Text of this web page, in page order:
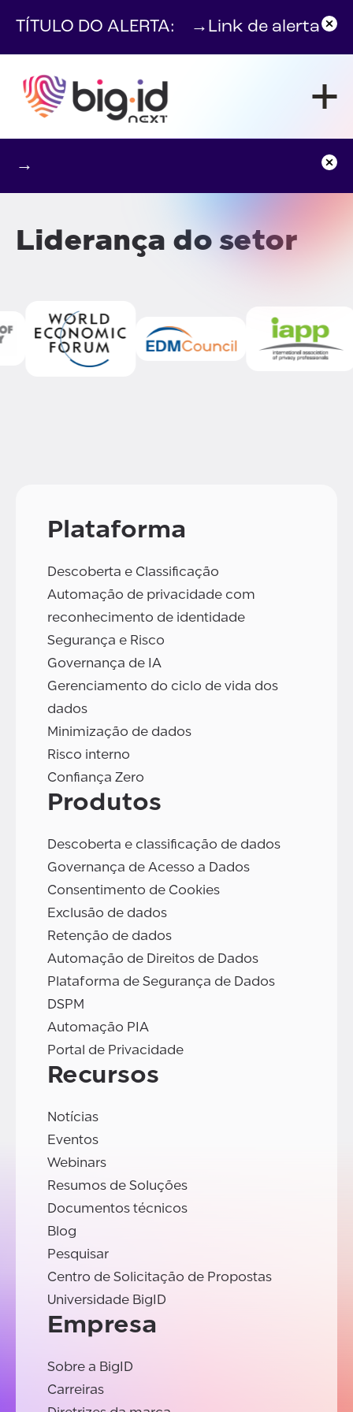
TÍTULO DO ALERTA:
→ Link de alerta
→
Liderança do setor
Plataforma
Descoberta e Classificação
Automação de privacidade com
reconhecimento de identidade
Segurança e Risco
Governança de IA
Gerenciamento do ciclo de vida dos
dados
Minimização de dados
Risco interno
Confiança Zero
Produtos
Descoberta e classificação de dados
Governança de Acesso a Dados
Consentimento de Cookies
Exclusão de dados
Retenção de dados
Automação de Direitos de Dados
Plataforma de Segurança de Dados
DSPM
Automação PIA
Portal de Privacidade
Recursos
Notícias
Eventos
Webinars
Resumos de Soluções
Documentos técnicos
Blog
Pesquisar
Centro de Solicitação de Propostas
Universidade BigID
Empresa
Sobre a BigID
Carreiras